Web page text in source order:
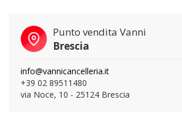
Punto vendita Vanni
Brescia
info@vannicancelleria.it
+39 02 89511480
via Noce, 10 - 25124 Brescia